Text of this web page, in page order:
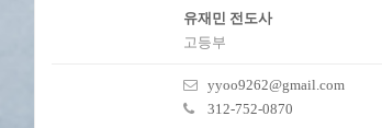
유재민 전도사
고등부
yyoo9262@gmail.com
312-752-0870